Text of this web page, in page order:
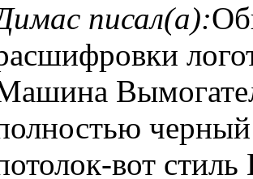
писал(а):
вот